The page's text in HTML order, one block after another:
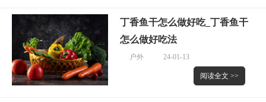
丁香鱼干怎么做好吃_丁香鱼干
怎么做好吃法
户外 24-01-13
阅读全文 >>